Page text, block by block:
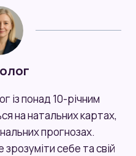
із понад 10-річним
на натальних картах,
прогнозах.
себе та свій